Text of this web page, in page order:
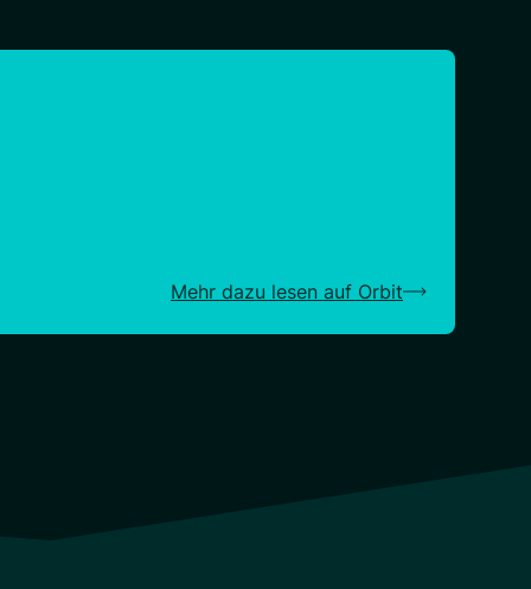
Mehr dazu lesen auf Orbit